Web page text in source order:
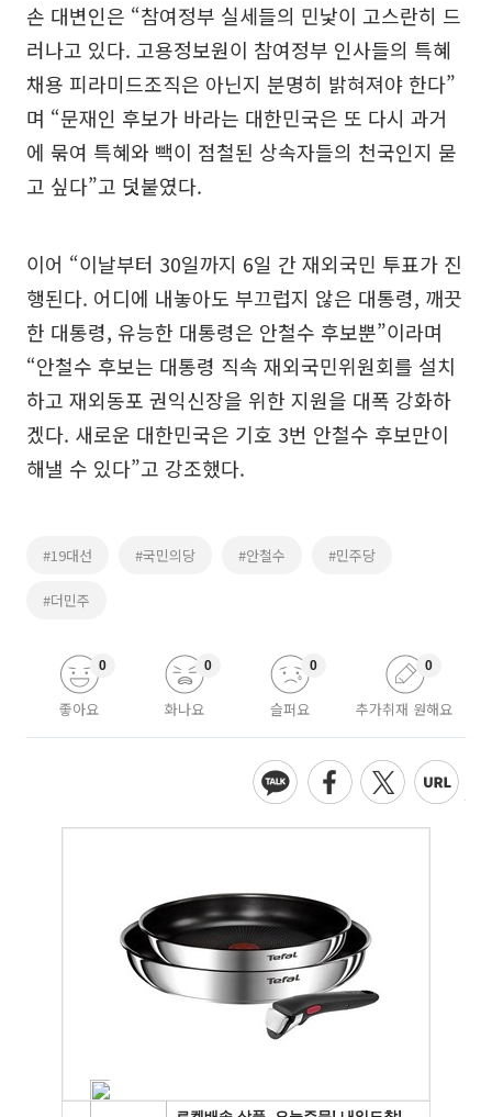
손 대변인은 “참여정부 실세들의 민낯이 고스란히 드
러나고 있다. 고용정보원이 참여정부 인사들의 특혜
채용 피라미드조직은 아닌지 분명히 밝혀져야 한다”
며 “문재인 후보가 바라는 대한민국은 또 다시 과거
에 묶여 특혜와 빽이 점철된 상속자들의 천국인지 묻
고 싶다”고 덧붙였다.
이어 “이날부터 30일까지 6일 간 재외국민 투표가 진
행된다. 어디에 내놓아도 부끄럽지 않은 대통령, 깨끗
한 대통령, 유능한 대통령은 안철수 후보뿐”이라며
“안철수 후보는 대통령 직속 재외국민위원회를 설치
하고 재외동포 권익신장을 위한 지원을 대폭 강화하
겠다. 새로운 대한민국은 기호 3번 안철수 후보만이
해낼 수 있다”고 강조했다.
#19대선 #국민의당 #안철수 #민주당
#더민주
좋아요
0
화나요
0
슬퍼요
0
추가취재 원해요
0